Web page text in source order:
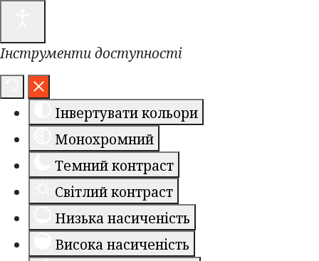
Інструменти доступності
Інвертувати кольори
Монохромний
Темний контраст
Світлий контраст
Низька насиченість
Висока насиченість